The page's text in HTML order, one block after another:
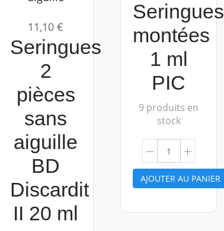
11,10 €
Seringues
2
pièces
sans
aiguille
BD
Discardit
II 20 ml
Seringues
montées
1 ml
PIC
9 produits en
stock
AJOUTER AU PANIER